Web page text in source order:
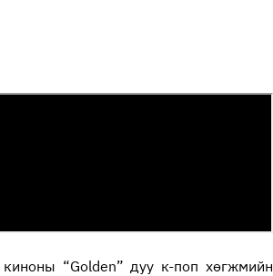
“Golden” дуу к-поп хөгжмийн